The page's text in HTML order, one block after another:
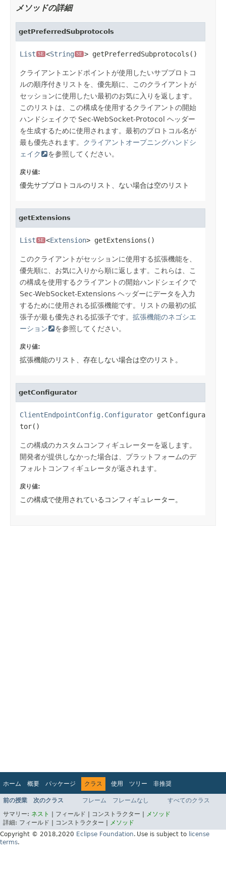
メソッドの詳細
getPreferredSubprotocols
List SE <String SE > getPreferredSubprotocols()
クライアントエンドポイントが使用したいサブプロトコ
ルの順序付きリストを、優先順に、このクライアントが
セッションに使用したい最初のお気に入りを返します。
このリストは、この構成を使用するクライアントの開始
ハンドシェイクで Sec-WebSocket-Protocol ヘッダー
を生成するために使用されます。最初のプロトコル名が
最も優先されます。 クライアントオープニングハンドシ
ェイク
を参照してください。
戻り値:
優先サブプロトコルのリスト、ない場合は空のリスト
getExtensions
List SE <Extension> getExtensions()
このクライアントがセッションに使用する拡張機能を、
優先順に、お気に入りから順に返します。これらは、こ
の構成を使用するクライアントの開始ハンドシェイクで
Sec-WebSocket-Extensions ヘッダーにデータを入力
するために使用される拡張機能です。リストの最初の拡
張子が最も優先される拡張子です。 拡張機能のネゴシエ
ーション
を参照してください。
戻り値:
拡張機能のリスト、存在しない場合は空のリスト。
getConfigurator
ClientEndpointConfig.Configurator getConfigura
tor()
この構成のカスタムコンフィギュレーターを返します。
開発者が提供しなかった場合は、プラットフォームのデ
フォルトコンフィギュレータが返されます。
戻り値:
この構成で使用されているコンフィギュレーター。
ホーム 概要 パッケージ クラス 使用 ツリー
非推奨
インデックス
ヘルプ
Jakarta EE Platform API v9.0.0
前の授業 次のクラス フレーム フレームなし
すべてのクラス
サマリー: ネスト フィールド | コンストラクター |
メソッド
詳細: フィールド | コンストラクター |
メソッド
Copyright © 2018,2020 Eclipse Foundation. Use is subject to license
terms.